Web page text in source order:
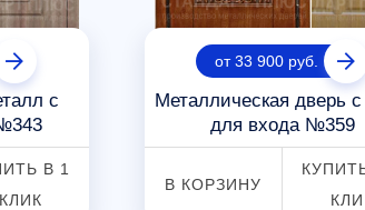
с
В 1
КЛИК
от 33 900 руб.
Металлическая дверь
для входа №359
В КОРЗИНУ